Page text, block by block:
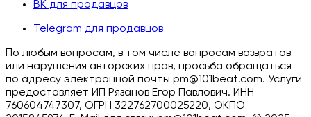
ВК для продавцов
Telegram для продавцов
По любым вопросам, в том числе вопросам возвратов
или нарушения авторских прав, просьба обращаться
по адресу электронной почты pm@101beat.com. Услуги
предоставляет ИП Рязанов Егор Павлович. ИНН
760604747307, ОГРН 322762700025220, ОКПО